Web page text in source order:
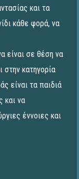
και τα
κάθε φορά, να
είναι σε θέση να
στην κατηγορία
είναι τα παιδιά
και να
έννοιες και